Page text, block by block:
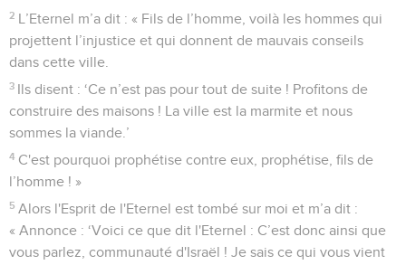
2 L’Eternel m’a dit : « Fils de l’homme, voilà les hommes qui
projettent l’injustice et qui donnent de mauvais conseils
dans cette ville.
3 Ils disent : ‘Ce n’est pas pour tout de suite ! Profitons de
construire des maisons ! La ville est la marmite et nous
sommes la viande.’
4 C'est pourquoi prophétise contre eux, prophétise, fils de
l’homme ! »
5 Alors l'Esprit de l'Eternel est tombé sur moi et m’a dit :
« Annonce : ‘Voici ce que dit l'Eternel : C’est donc ainsi que
vous parlez, communauté d'Israël ! Je sais ce qui vous vient